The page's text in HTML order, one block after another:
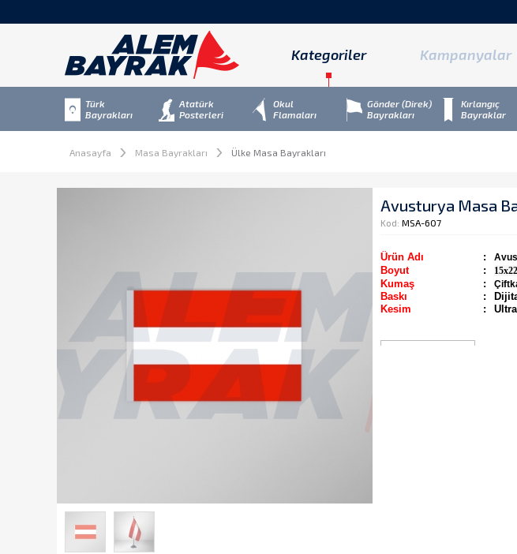
Kategoriler Kampanyalar
Türk
Bayrakları
Atatürk
Posterleri
Okul
Flamaları
Gönder (Direk)
Bayrakları
Kırlangıç
Bayraklar
Anasayfa Masa Bayrakları Ülke Masa Bayrakları
Avusturya Masa
Kod: MSA-607
Ürün Adı :
Boyut :
Kumaş :
Baskı :
Kesim
: